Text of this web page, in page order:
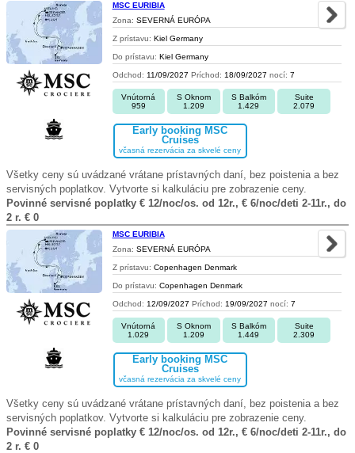
MSC EURIBIA
Zona: SEVERNÁ EURÓPA
Z prístavu: Kiel Germany
Do prístavu: Kiel Germany
Odchod: 11/09/2027 Príchod: 18/09/2027 nocí: 7
Vnútorná
959
S Oknom
1.209
S Balkóm
1.429
Suite
2.079
Early booking MSC
Cruises
včasná rezervácia za skvelé ceny
Všetky ceny sú uvádzané vrátane prístavných daní, bez poistenia a bez
servisných poplatkov. Vytvorte si kalkuláciu pre zobrazenie ceny.
Povinné servisné poplatky € 12/noc/os. od 12r., € 6/noc/deti 2-11r., do
2 r. € 0
MSC EURIBIA
Zona: SEVERNÁ EURÓPA
Z prístavu: Copenhagen Denmark
Do prístavu: Copenhagen Denmark
Odchod: 12/09/2027 Príchod: 19/09/2027 nocí: 7
Vnútorná
1.029
S Oknom
1.209
S Balkóm
1.449
Suite
2.309
Early booking MSC
Cruises
včasná rezervácia za skvelé ceny
Všetky ceny sú uvádzané vrátane prístavných daní, bez poistenia a bez
servisných poplatkov. Vytvorte si kalkuláciu pre zobrazenie ceny.
Povinné servisné poplatky € 12/noc/os. od 12r., € 6/noc/deti 2-11r., do
2 r. € 0